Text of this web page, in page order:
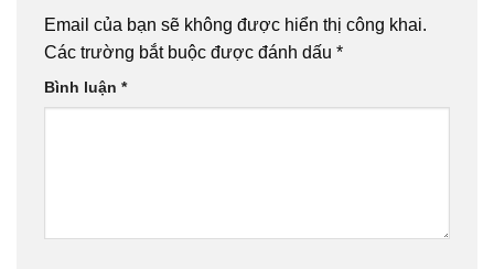
Email của bạn sẽ không được hiển thị công khai.
Các trường bắt buộc được đánh dấu *
Bình luận *